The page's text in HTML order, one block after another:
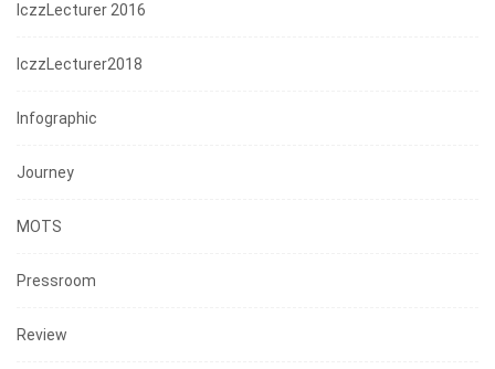
IczzLecturer 2016
IczzLecturer2018
Infographic
Journey
MOTS
Pressroom
Review